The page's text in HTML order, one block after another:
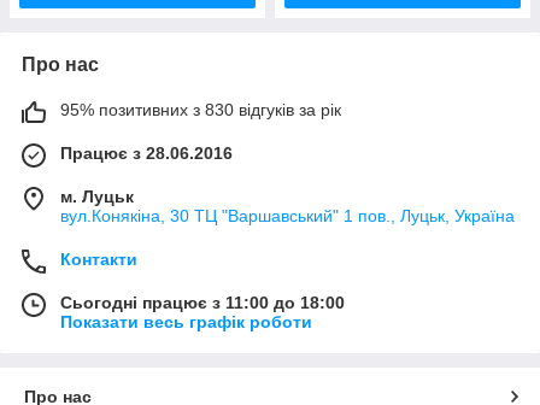
Про нас
95% позитивних з 830 відгуків за рік
Працює з 28.06.2016
м. Луцьк
вул.Конякіна, 30 ТЦ "Варшавський" 1 пов., Луцьк, Україна
Контакти
Сьогодні працює з 11:00 до 18:00
Показати весь графік роботи
Про нас